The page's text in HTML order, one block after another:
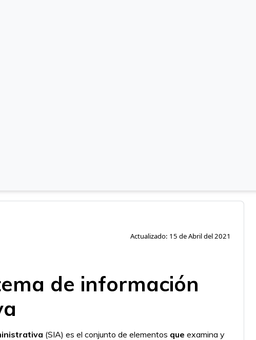
Actualizado: 15 de Abril del 2021
de información
(SIA) es el conjunto de elementos que examina y